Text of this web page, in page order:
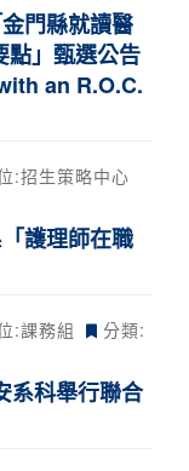
門縣就讀醫
點」甄選公告
an R.O.C.
:招生策略中心
護理師在職
:課務組
分類:
系科舉行聯合